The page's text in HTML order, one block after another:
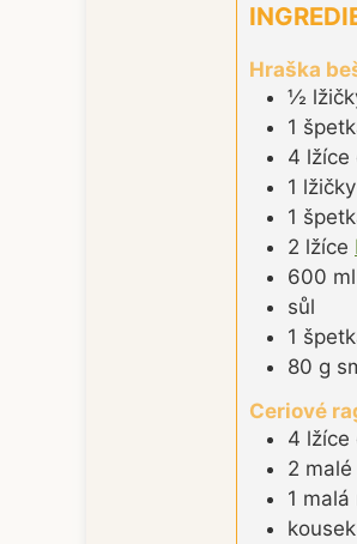
Hraška
½
1
4 lžíce
1 lžičky
1
2 lžíce
600 ml
sůl
1
80 g
Ceriové
4 lžíce
2 malé
1 malá
kousek